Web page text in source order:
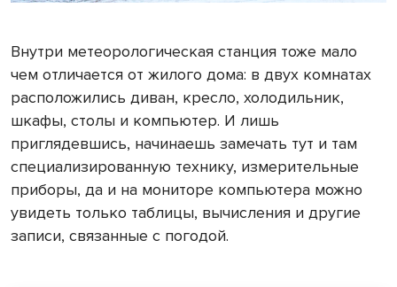
Внутри метеорологическая станция тоже мало
чем отличается от жилого дома: в двух комнатах
расположились диван, кресло, холодильник,
шкафы, столы и компьютер. И лишь
приглядевшись, начинаешь замечать тут и там
специализированную технику, измерительные
приборы, да и на мониторе компьютера можно
увидеть только таблицы, вычисления и другие
записи, связанные с погодой.